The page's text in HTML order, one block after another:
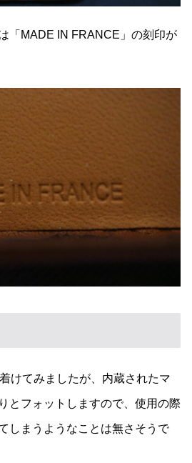
「MADE IN FRANCE」の刻印が
けてみましたが、内蔵されたマ
とフォットしますので、使用の際
しまうようなことは無さそうで